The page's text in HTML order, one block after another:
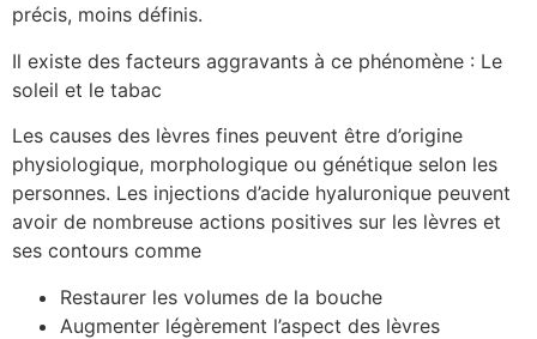
précis, moins définis.
Il existe des facteurs aggravants à ce phénomène : Le
soleil et le tabac
Les causes des lèvres fines peuvent être d’origine
physiologique, morphologique ou génétique selon les
personnes. Les injections d’acide hyaluronique peuvent
avoir de nombreuse actions positives sur les lèvres et
ses contours comme
Restaurer les volumes de la bouche
Augmenter légèrement l’aspect des lèvres